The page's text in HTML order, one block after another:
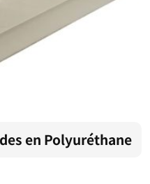
en Polyuréthane